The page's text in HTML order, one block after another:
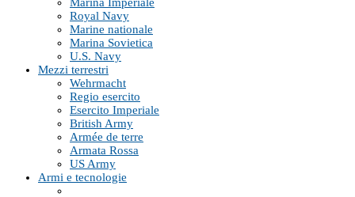
Royal Navy
Marine nationale
Marina Sovietica
U.S. Navy
Mezzi terrestri
Wehrmacht
Regio esercito
Esercito Imperiale
British Army
Armée de terre
Armata Rossa
US Army
Armi e tecnologie